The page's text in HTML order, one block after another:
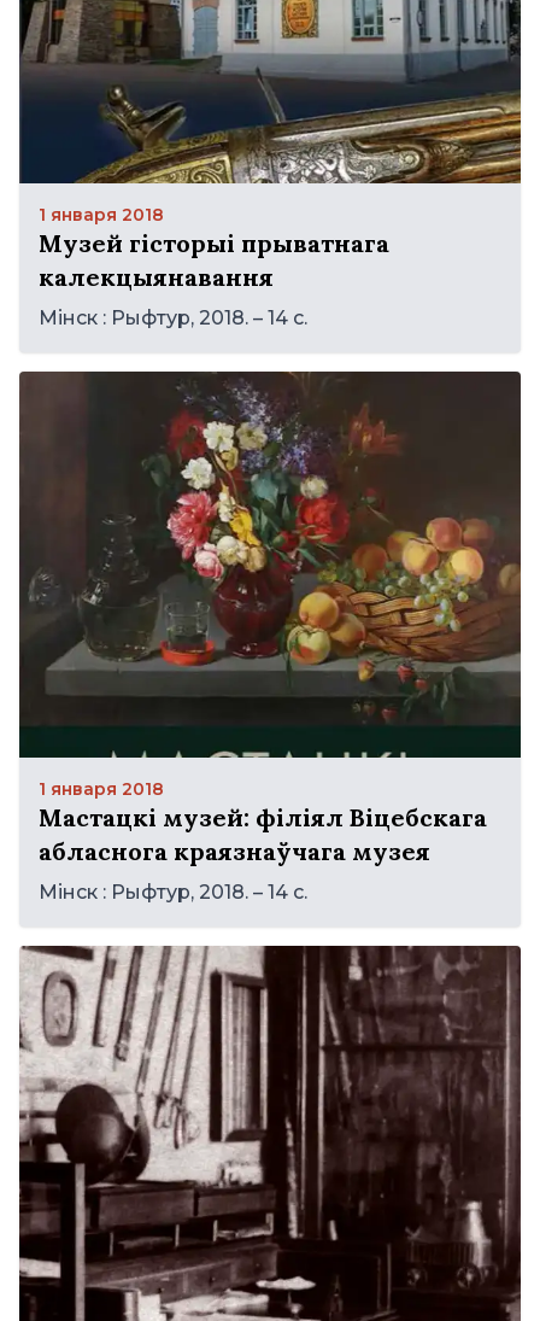
1 января 2018
Музей гісторыі прыватнага
калекцыянавання
Мінск : Рыфтур, 2018. – 14 с.
1 января 2018
Мастацкі музей: філіял Віцебскага
абласнога краязнаўчага музея
Мінск : Рыфтур, 2018. – 14 с.